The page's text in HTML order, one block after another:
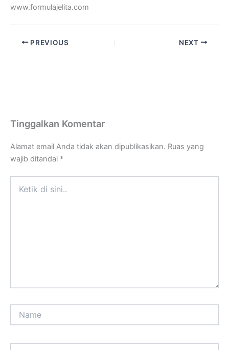
www.formulajelita.com
PREVIOUS NEXT
Tinggalkan Komentar
Alamat email Anda tidak akan dipublikasikan. Ruas yang
wajib ditandai *